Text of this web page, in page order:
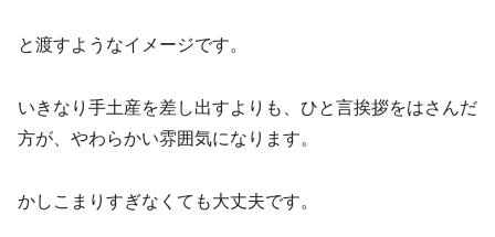
と渡すようなイメージです。
いきなり手土産を差し出すよりも、ひと言挨拶をはさんだ
方が、やわらかい雰囲気になります。
かしこまりすぎなくても大丈夫です。